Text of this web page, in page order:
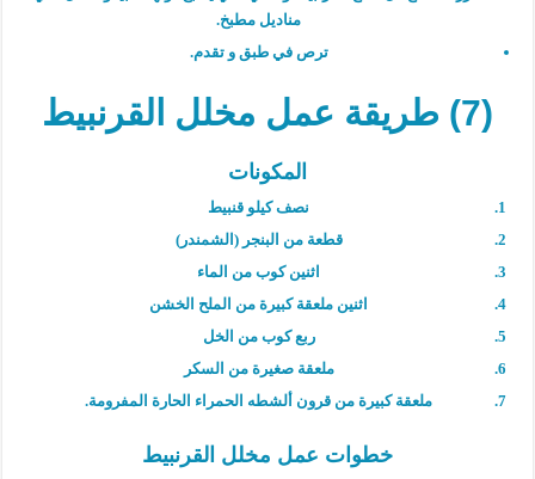
مناديل مطبخ.
ترص في طبق و تقدم.
(7) طريقة عمل مخلل القرنبيط
المكونات
نصف كيلو قنبيط
قطعة من البنجر (الشمندر)
اثنين كوب من الماء
اثنين ملعقة كبيرة من الملح الخشن
ربع كوب من الخل
ملعقة صغيرة من السكر
ملعقة كبيرة من قرون ألشطه الحمراء الحارة المفرومة.
خطوات عمل مخلل القرنبيط